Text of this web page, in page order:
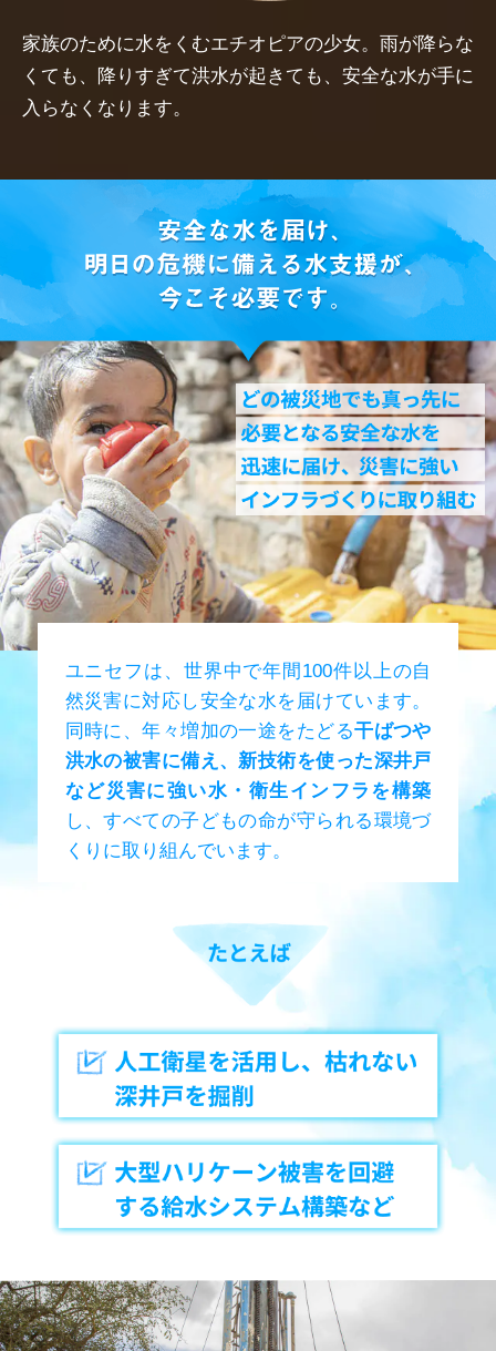
家族のために水をくむエチオピアの少女。雨が降らな
くても、降りすぎて洪水が起きても、安全な水が手に
入らなくなります。
ユニセフは、世界中で年間100件以上の自
然災害に対応し安全な水を届けています。
同時に、年々増加の一途をたどる干ばつや
洪水の被害に備え、新技術を使った深井戸
など災害に強い水・衛生インフラを構築
し、すべての子どもの命が守られる環境づ
くりに取り組んでいます。